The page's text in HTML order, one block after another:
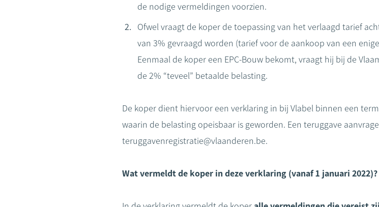
de nodige vermeldingen voorzien.
Ofwel vraagt de koper de toepassing van het verlaagd tarief
van 3% gevraagd worden (tarief voor de aankoop van een
Eenmaal de koper een EPC-Bouw bekomt, vraagt hij bij de
de 2% “teveel” betaalde belasting.
De koper dient hiervoor een verklaring in bij Vlabel binnen een
waarin de belasting opeisbaar is geworden. Een teruggave
teruggavenregistratie@vlaanderen.be.
Wat vermeldt de koper in deze verklaring (vanaf 1 januari 2022)?